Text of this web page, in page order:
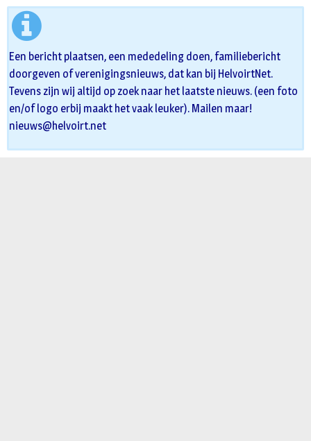
Een bericht plaatsen, een mededeling doen, familiebericht
doorgeven of verenigingsnieuws, dat kan bij HelvoirtNet.
Tevens zijn wij altijd op zoek naar het laatste nieuws. (een foto
en/of logo erbij maakt het vaak leuker). Mailen maar!
nieuws@helvoirt.net